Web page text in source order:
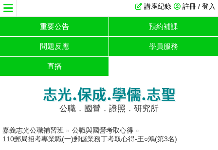
註冊 / 登入
講座紀錄
重要公告 預約補課
問題反應 學員服務
直播
志光.保成.學儒.志聖
公職．國營．證照．研究所
嘉義志光公職補習班 » 公職與國營考取心得 »
110郵局招考專業職(一)郵儲業務丁考取心得-王○鴻(第3名)